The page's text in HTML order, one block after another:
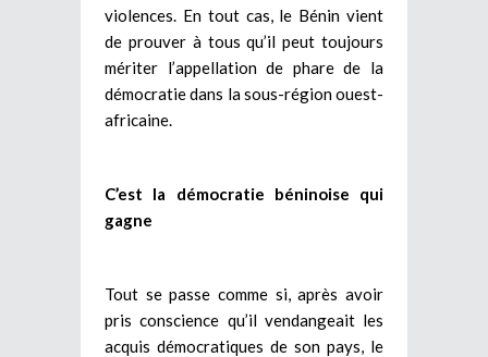
violences. En tout cas, le Bénin vient
de prouver à tous qu’il peut toujours
mériter l’appellation de phare de la
démocratie dans la sous-région ouest-
africaine.
C’est la démocratie béninoise qui
gagne
Tout se passe comme si, après avoir
pris conscience qu’il vendangeait les
acquis démocratiques de son pays, le